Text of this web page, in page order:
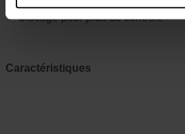
blocage pour plus de contrôle
Caractéristiques